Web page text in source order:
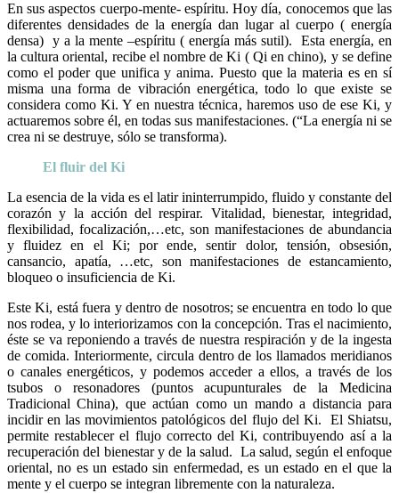
En sus aspectos cuerpo-mente- espíritu. Hoy día, conocemos que las
diferentes densidades de la energía dan lugar al cuerpo ( energía
densa) y a la mente –espíritu ( energía más sutil). Esta energía, en
la cultura oriental, recibe el nombre de Ki ( Qi en chino), y se define
como el poder que unifica y anima. Puesto que la materia es en sí
misma una forma de vibración energética, todo lo que existe se
considera como Ki. Y en nuestra técnica, haremos uso de ese Ki, y
actuaremos sobre él, en todas sus manifestaciones. (“La energía ni se
crea ni se destruye, sólo se transforma).
El fluir del Ki
La esencia de la vida es el latir ininterrumpido, fluido y constante del
corazón y la acción del respirar. Vitalidad, bienestar, integridad,
flexibilidad, focalización,…etc, son manifestaciones de abundancia
y fluidez en el Ki; por ende, sentir dolor, tensión, obsesión,
cansancio, apatía, …etc, son manifestaciones de estancamiento,
bloqueo o insuficiencia de Ki.
Este Ki, está fuera y dentro de nosotros; se encuentra en todo lo que
nos rodea, y lo interiorizamos con la concepción. Tras el nacimiento,
éste se va reponiendo a través de nuestra respiración y de la ingesta
de comida. Interiormente, circula dentro de los llamados meridianos
o canales energéticos, y podemos acceder a ellos, a través de los
tsubos o resonadores (puntos acupunturales de la Medicina
Tradicional China), que actúan como un mando a distancia para
incidir en las movimientos patológicos del flujo del Ki. El Shiatsu,
permite restablecer el flujo correcto del Ki, contribuyendo así a la
recuperación del bienestar y de la salud. La salud, según el enfoque
oriental, no es un estado sin enfermedad, es un estado en el que la
mente y el cuerpo se integran libremente con la naturaleza.